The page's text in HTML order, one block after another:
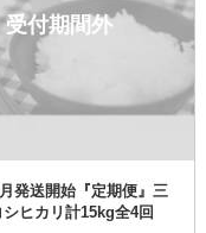
受付期間外
発送開始『定期便』三
ヒカリ計15kg全4回